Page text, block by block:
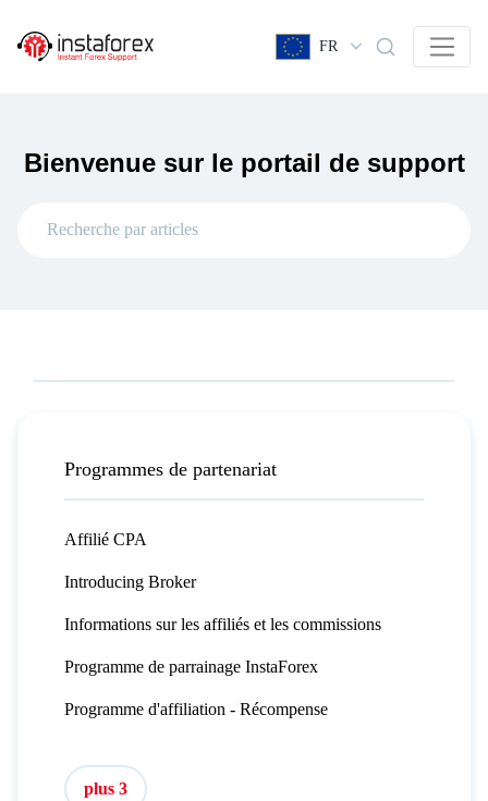
FR
Bienvenue sur le portail de support
Programmes de partenariat
Affilié CPA
Introducing Broker
Informations sur les affiliés et les commissions
Programme de parrainage InstaForex
Programme d'affiliation - Récompense
plus 3